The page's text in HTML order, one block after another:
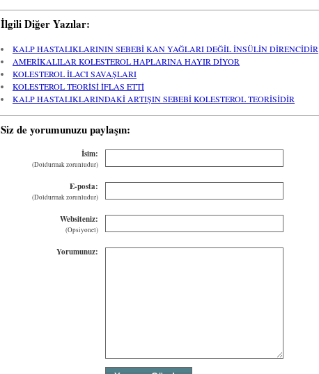
İlgili Diğer Yazılar:
KALP HASTALIKLARININ SEBEBİ KAN YAĞLARI DEĞİL İNSÜLİN DİRENCİDİR
AMERİKALILAR KOLESTEROL HAPLARINA HAYIR DİYOR
KOLESTEROL İLACI SAVAŞLARI
KOLESTEROL TEORİSİ İFLAS ETTİ
KALP HASTALIKLARINDAKİ ARTIŞIN SEBEBİ KOLESTEROL TEORİSİDİR
Siz de yorumunuzu paylaşın:
İsim:
(Doldurmak zorunludur)
E-posta:
(Doldurmak zorunludur)
Websiteniz:
(Opsiyonel)
Yorumunuz: